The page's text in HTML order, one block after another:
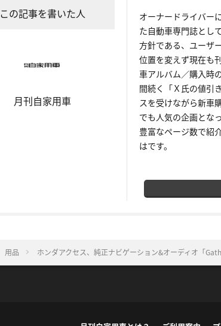
この記事を書いた人
月刊自家用車
オーナードライバー
た自動車専門誌とし
方針である、ユーザ
位置を変えず現在も
車アルバム／購入時
間続く「Ｘ氏の値引
スを受けながら新車
でも人気の企画とな
豊富なページ数で紹
はです。
用品 ホンダアクセス、純正ナビゲーション&オーディオ「